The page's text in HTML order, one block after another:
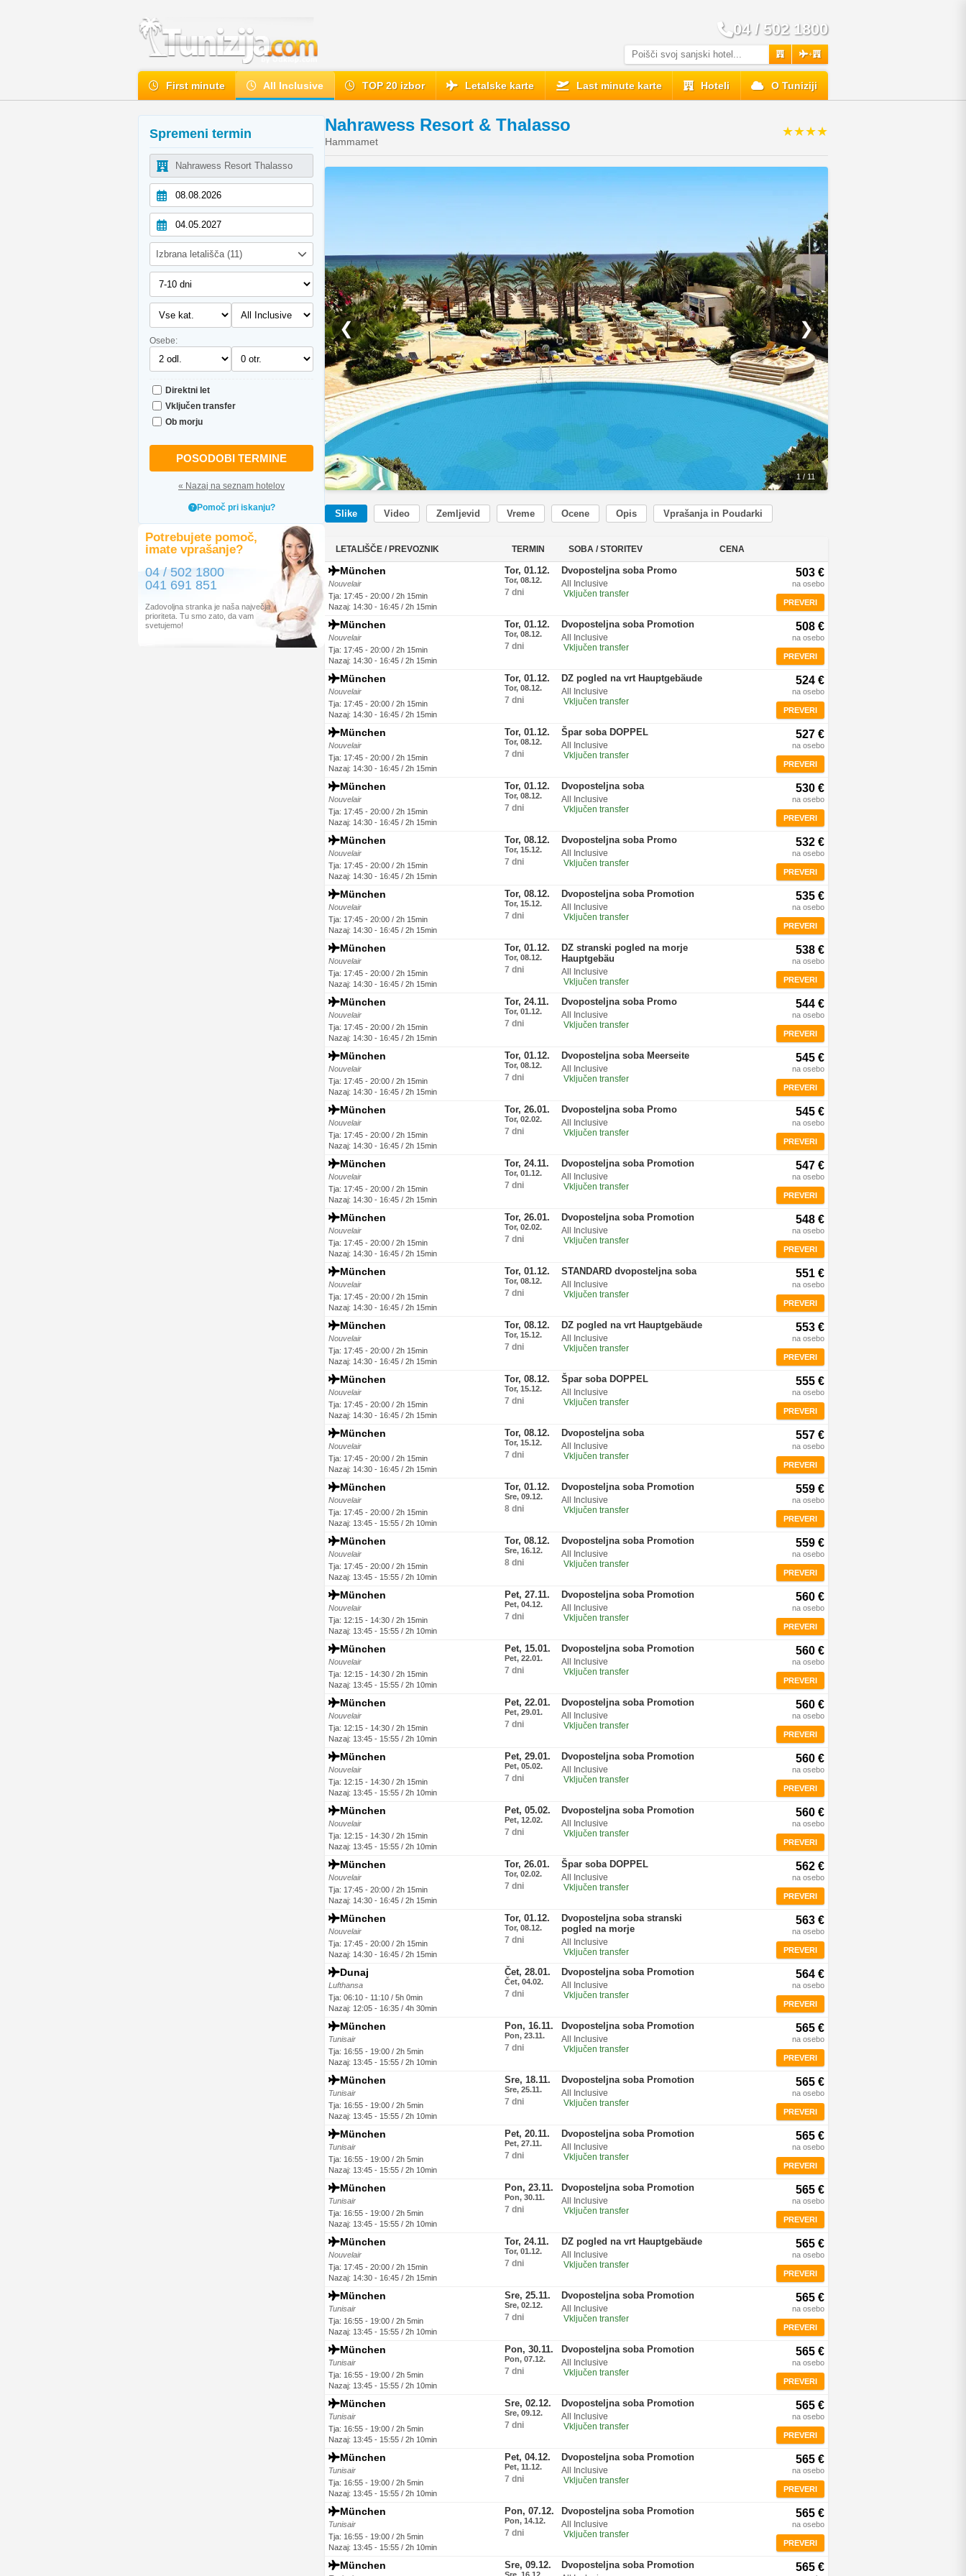
04 / 502 1800
+
First minute All Inclusive TOP 20 izbor Letalske karte Last minute karte Hoteli O Tuniziji
Spremeni termin
Izbrana letališča (11)
Osebe:
Direktni let
Vključen transfer
Ob morju
POSODOBI TERMINE
« Nazaj na seznam hotelov
Pomoč pri iskanju?
Potrebujete pomoč,
imate vprašanje?
04 / 502 1800
041 691 851
Zadovoljna stranka je naša največja
prioriteta. Tu smo zato, da vam
svetujemo!
Nahrawess Resort & Thalasso
Hammamet
★★★★
❮ ❯
1 / 11
Slike Video Zemljevid Vreme Ocene Opis Vprašanja in Poudarki
LETALIŠČE / PREVOZNIK TERMIN SOBA / STORITEV CENA
München
Nouvelair
Tja: 17:45 - 20:00 / 2h 15min
Nazaj: 14:30 - 16:45 / 2h 15min
Tor, 01.12.
Tor, 08.12.
7 dni
Dvoposteljna soba Promo
All Inclusive
Vključen transfer
503 €
na osebo
PREVERI
München
Nouvelair
Tja: 17:45 - 20:00 / 2h 15min
Nazaj: 14:30 - 16:45 / 2h 15min
Tor, 01.12.
Tor, 08.12.
7 dni
Dvoposteljna soba Promotion
All Inclusive
Vključen transfer
508 €
na osebo
PREVERI
München
Nouvelair
Tja: 17:45 - 20:00 / 2h 15min
Nazaj: 14:30 - 16:45 / 2h 15min
Tor, 01.12.
Tor, 08.12.
7 dni
DZ pogled na vrt Hauptgebäude
All Inclusive
Vključen transfer
524 €
na osebo
PREVERI
München
Nouvelair
Tja: 17:45 - 20:00 / 2h 15min
Nazaj: 14:30 - 16:45 / 2h 15min
Tor, 01.12.
Tor, 08.12.
7 dni
Špar soba DOPPEL
All Inclusive
Vključen transfer
527 €
na osebo
PREVERI
München
Nouvelair
Tja: 17:45 - 20:00 / 2h 15min
Nazaj: 14:30 - 16:45 / 2h 15min
Tor, 01.12.
Tor, 08.12.
7 dni
Dvoposteljna soba
All Inclusive
Vključen transfer
530 €
na osebo
PREVERI
München
Nouvelair
Tja: 17:45 - 20:00 / 2h 15min
Nazaj: 14:30 - 16:45 / 2h 15min
Tor, 08.12.
Tor, 15.12.
7 dni
Dvoposteljna soba Promo
All Inclusive
Vključen transfer
532 €
na osebo
PREVERI
München
Nouvelair
Tja: 17:45 - 20:00 / 2h 15min
Nazaj: 14:30 - 16:45 / 2h 15min
Tor, 08.12.
Tor, 15.12.
7 dni
Dvoposteljna soba Promotion
All Inclusive
Vključen transfer
535 €
na osebo
PREVERI
München
Nouvelair
Tja: 17:45 - 20:00 / 2h 15min
Nazaj: 14:30 - 16:45 / 2h 15min
Tor, 01.12.
Tor, 08.12.
7 dni
DZ stranski pogled na morje
Hauptgebäu
All Inclusive
Vključen transfer
538 €
na osebo
PREVERI
München
Nouvelair
Tja: 17:45 - 20:00 / 2h 15min
Nazaj: 14:30 - 16:45 / 2h 15min
Tor, 24.11.
Tor, 01.12.
7 dni
Dvoposteljna soba Promo
All Inclusive
Vključen transfer
544 €
na osebo
PREVERI
München
Nouvelair
Tja: 17:45 - 20:00 / 2h 15min
Nazaj: 14:30 - 16:45 / 2h 15min
Tor, 01.12.
Tor, 08.12.
7 dni
Dvoposteljna soba Meerseite
All Inclusive
Vključen transfer
545 €
na osebo
PREVERI
München
Nouvelair
Tja: 17:45 - 20:00 / 2h 15min
Nazaj: 14:30 - 16:45 / 2h 15min
Tor, 26.01.
Tor, 02.02.
7 dni
Dvoposteljna soba Promo
All Inclusive
Vključen transfer
545 €
na osebo
PREVERI
München
Nouvelair
Tja: 17:45 - 20:00 / 2h 15min
Nazaj: 14:30 - 16:45 / 2h 15min
Tor, 24.11.
Tor, 01.12.
7 dni
Dvoposteljna soba Promotion
All Inclusive
Vključen transfer
547 €
na osebo
PREVERI
München
Nouvelair
Tja: 17:45 - 20:00 / 2h 15min
Nazaj: 14:30 - 16:45 / 2h 15min
Tor, 26.01.
Tor, 02.02.
7 dni
Dvoposteljna soba Promotion
All Inclusive
Vključen transfer
548 €
na osebo
PREVERI
München
Nouvelair
Tja: 17:45 - 20:00 / 2h 15min
Nazaj: 14:30 - 16:45 / 2h 15min
Tor, 01.12.
Tor, 08.12.
7 dni
STANDARD dvoposteljna soba
All Inclusive
Vključen transfer
551 €
na osebo
PREVERI
München
Nouvelair
Tja: 17:45 - 20:00 / 2h 15min
Nazaj: 14:30 - 16:45 / 2h 15min
Tor, 08.12.
Tor, 15.12.
7 dni
DZ pogled na vrt Hauptgebäude
All Inclusive
Vključen transfer
553 €
na osebo
PREVERI
München
Nouvelair
Tja: 17:45 - 20:00 / 2h 15min
Nazaj: 14:30 - 16:45 / 2h 15min
Tor, 08.12.
Tor, 15.12.
7 dni
Špar soba DOPPEL
All Inclusive
Vključen transfer
555 €
na osebo
PREVERI
München
Nouvelair
Tja: 17:45 - 20:00 / 2h 15min
Nazaj: 14:30 - 16:45 / 2h 15min
Tor, 08.12.
Tor, 15.12.
7 dni
Dvoposteljna soba
All Inclusive
Vključen transfer
557 €
na osebo
PREVERI
München
Nouvelair
Tja: 17:45 - 20:00 / 2h 15min
Nazaj: 13:45 - 15:55 / 2h 10min
Tor, 01.12.
Sre, 09.12.
8 dni
Dvoposteljna soba Promotion
All Inclusive
Vključen transfer
559 €
na osebo
PREVERI
München
Nouvelair
Tja: 17:45 - 20:00 / 2h 15min
Nazaj: 13:45 - 15:55 / 2h 10min
Tor, 08.12.
Sre, 16.12.
8 dni
Dvoposteljna soba Promotion
All Inclusive
Vključen transfer
559 €
na osebo
PREVERI
München
Nouvelair
Tja: 12:15 - 14:30 / 2h 15min
Nazaj: 13:45 - 15:55 / 2h 10min
Pet, 27.11.
Pet, 04.12.
7 dni
Dvoposteljna soba Promotion
All Inclusive
Vključen transfer
560 €
na osebo
PREVERI
München
Nouvelair
Tja: 12:15 - 14:30 / 2h 15min
Nazaj: 13:45 - 15:55 / 2h 10min
Pet, 15.01.
Pet, 22.01.
7 dni
Dvoposteljna soba Promotion
All Inclusive
Vključen transfer
560 €
na osebo
PREVERI
München
Nouvelair
Tja: 12:15 - 14:30 / 2h 15min
Nazaj: 13:45 - 15:55 / 2h 10min
Pet, 22.01.
Pet, 29.01.
7 dni
Dvoposteljna soba Promotion
All Inclusive
Vključen transfer
560 €
na osebo
PREVERI
München
Nouvelair
Tja: 12:15 - 14:30 / 2h 15min
Nazaj: 13:45 - 15:55 / 2h 10min
Pet, 29.01.
Pet, 05.02.
7 dni
Dvoposteljna soba Promotion
All Inclusive
Vključen transfer
560 €
na osebo
PREVERI
München
Nouvelair
Tja: 12:15 - 14:30 / 2h 15min
Nazaj: 13:45 - 15:55 / 2h 10min
Pet, 05.02.
Pet, 12.02.
7 dni
Dvoposteljna soba Promotion
All Inclusive
Vključen transfer
560 €
na osebo
PREVERI
München
Nouvelair
Tja: 17:45 - 20:00 / 2h 15min
Nazaj: 14:30 - 16:45 / 2h 15min
Tor, 26.01.
Tor, 02.02.
7 dni
Špar soba DOPPEL
All Inclusive
Vključen transfer
562 €
na osebo
PREVERI
München
Nouvelair
Tja: 17:45 - 20:00 / 2h 15min
Nazaj: 14:30 - 16:45 / 2h 15min
Tor, 01.12.
Tor, 08.12.
7 dni
Dvoposteljna soba stranski
pogled na morje
All Inclusive
Vključen transfer
563 €
na osebo
PREVERI
Dunaj
Lufthansa
Tja: 06:10 - 11:10 / 5h 0min
Nazaj: 12:05 - 16:35 / 4h 30min
Čet, 28.01.
Čet, 04.02.
7 dni
Dvoposteljna soba Promotion
All Inclusive
Vključen transfer
564 €
na osebo
PREVERI
München
Tunisair
Tja: 16:55 - 19:00 / 2h 5min
Nazaj: 13:45 - 15:55 / 2h 10min
Pon, 16.11.
Pon, 23.11.
7 dni
Dvoposteljna soba Promotion
All Inclusive
Vključen transfer
565 €
na osebo
PREVERI
München
Tunisair
Tja: 16:55 - 19:00 / 2h 5min
Nazaj: 13:45 - 15:55 / 2h 10min
Sre, 18.11.
Sre, 25.11.
7 dni
Dvoposteljna soba Promotion
All Inclusive
Vključen transfer
565 €
na osebo
PREVERI
München
Tunisair
Tja: 16:55 - 19:00 / 2h 5min
Nazaj: 13:45 - 15:55 / 2h 10min
Pet, 20.11.
Pet, 27.11.
7 dni
Dvoposteljna soba Promotion
All Inclusive
Vključen transfer
565 €
na osebo
PREVERI
München
Tunisair
Tja: 16:55 - 19:00 / 2h 5min
Nazaj: 13:45 - 15:55 / 2h 10min
Pon, 23.11.
Pon, 30.11.
7 dni
Dvoposteljna soba Promotion
All Inclusive
Vključen transfer
565 €
na osebo
PREVERI
München
Nouvelair
Tja: 17:45 - 20:00 / 2h 15min
Nazaj: 14:30 - 16:45 / 2h 15min
Tor, 24.11.
Tor, 01.12.
7 dni
DZ pogled na vrt Hauptgebäude
All Inclusive
Vključen transfer
565 €
na osebo
PREVERI
München
Tunisair
Tja: 16:55 - 19:00 / 2h 5min
Nazaj: 13:45 - 15:55 / 2h 10min
Sre, 25.11.
Sre, 02.12.
7 dni
Dvoposteljna soba Promotion
All Inclusive
Vključen transfer
565 €
na osebo
PREVERI
München
Tunisair
Tja: 16:55 - 19:00 / 2h 5min
Nazaj: 13:45 - 15:55 / 2h 10min
Pon, 30.11.
Pon, 07.12.
7 dni
Dvoposteljna soba Promotion
All Inclusive
Vključen transfer
565 €
na osebo
PREVERI
München
Tunisair
Tja: 16:55 - 19:00 / 2h 5min
Nazaj: 13:45 - 15:55 / 2h 10min
Sre, 02.12.
Sre, 09.12.
7 dni
Dvoposteljna soba Promotion
All Inclusive
Vključen transfer
565 €
na osebo
PREVERI
München
Tunisair
Tja: 16:55 - 19:00 / 2h 5min
Nazaj: 13:45 - 15:55 / 2h 10min
Pet, 04.12.
Pet, 11.12.
7 dni
Dvoposteljna soba Promotion
All Inclusive
Vključen transfer
565 €
na osebo
PREVERI
München
Tunisair
Tja: 16:55 - 19:00 / 2h 5min
Nazaj: 13:45 - 15:55 / 2h 10min
Pon, 07.12.
Pon, 14.12.
7 dni
Dvoposteljna soba Promotion
All Inclusive
Vključen transfer
565 €
na osebo
PREVERI
München Sre, 09.12. Dvoposteljna soba Promotion 565 €